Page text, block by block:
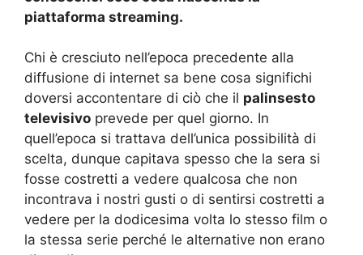
piattaforma streaming.
Chi è cresciuto nell’epoca precedente alla
diffusione di internet sa bene cosa significhi
doversi accontentare di ciò che il palinsesto
televisivo prevede per quel giorno. In
quell’epoca si trattava dell’unica possibilità di
scelta, dunque capitava spesso che la sera si
fosse costretti a vedere qualcosa che non
incontrava i nostri gusti o di sentirsi costretti a
vedere per la dodicesima volta lo stesso film o
la stessa serie perché le alternative non erano